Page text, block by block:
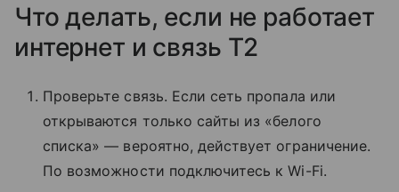
Что делать, если не работает
интернет и связь T2
Проверьте связь. Если сеть пропала или
открываются только сайты из «белого
списка» — вероятно, действует ограничение.
По возможности подключитесь к Wi-Fi.